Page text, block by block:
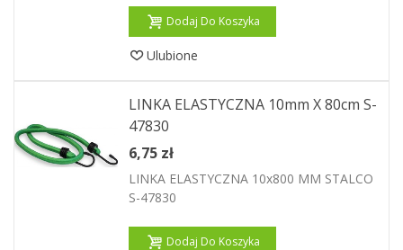
Dodaj Do Koszyka
Ulubione
LINKA ELASTYCZNA 10mm X 80cm S-
47830
6,75 zł
LINKA ELASTYCZNA 10x800 MM STALCO
S-47830
Dodaj Do Koszyka